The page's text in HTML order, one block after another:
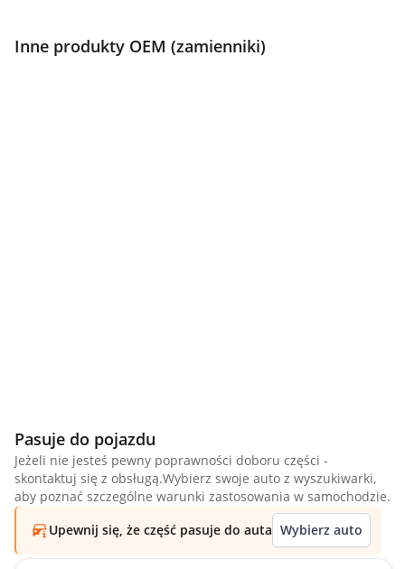
Inne produkty OEM (zamienniki)
Pasuje do pojazdu
Jeżeli nie jesteś pewny poprawności doboru części -
skontaktuj się z obsługą.Wybierz swoje auto z wyszukiwarki,
aby poznać szczególne warunki zastosowania w samochodzie.
Upewnij się, że część pasuje do auta Wybierz auto